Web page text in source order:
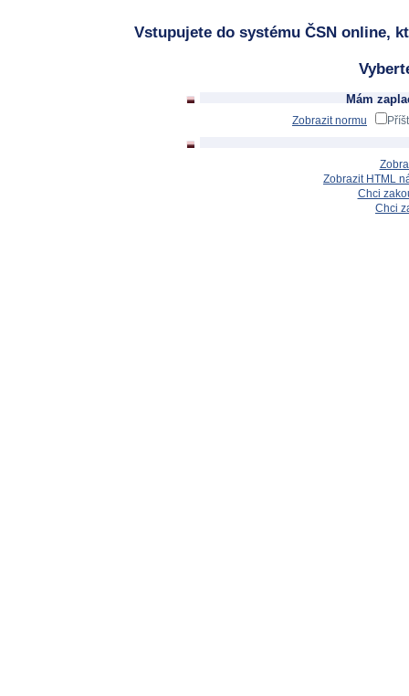
Vstupujete do systému ČSN online,
Mám
Zobrazit normu
Zobrazit HTML
Chci
Chci